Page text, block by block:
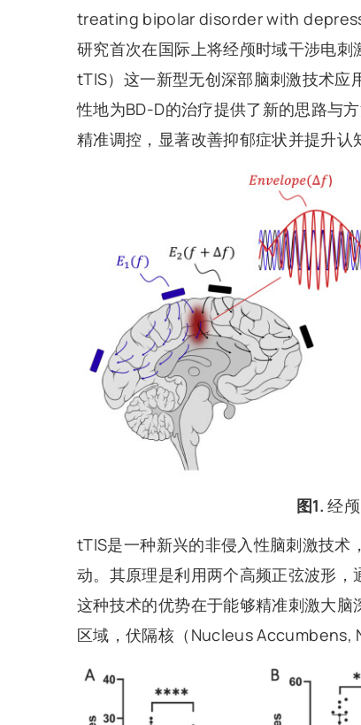
treating bipolar disorder with
研究首次在国际上将经颅时域干涉电
tTIS）这一新型无创深部脑刺激技术应
性地为BD-D的治疗提供了新的思路与
精准调控，显著改善抑郁症状并提升认
图1.经
tTIS是一种新兴的非侵入性脑刺激技术
动。其原理是利用两个高频正弦波形，
这种技术的优势在于能够精准刺激大
区域，伏隔核（Nucleus Accumbens,